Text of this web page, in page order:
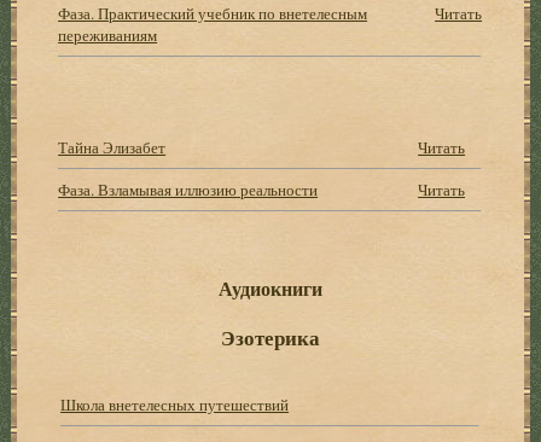
Фаза. Практический учебник по внетелесным
переживаниям
Читать
Тайна Элизабет
Читать
Фаза. Взламывая иллюзию реальности
Читать
Аудиокниги
Эзотерика
Школа внетелесных путешествий